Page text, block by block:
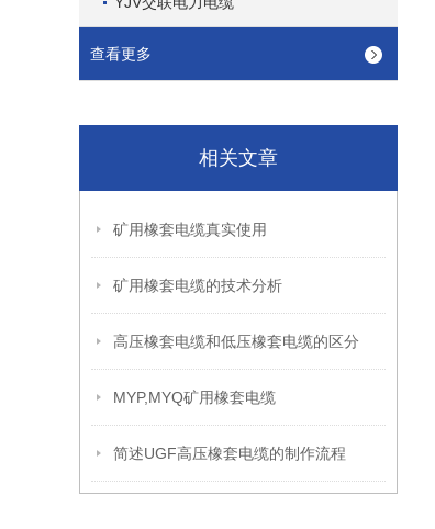
查看更多
相关文章
矿用橡套电缆真实使用
矿用橡套电缆的技术分析
高压橡套电缆和低压橡套电缆的区分
MYP,MYQ矿用橡套电缆
简述UGF高压橡套电缆的制作流程